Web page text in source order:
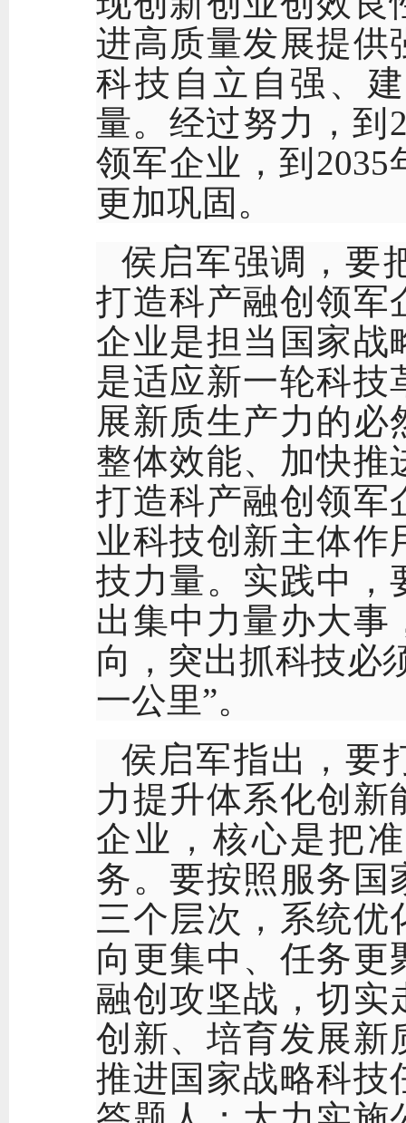
进高质量发展提供
科技自立自强、
量。经过努力，到
领军企业，到
更加巩固。
侯启军强调，要
打造科产融创领军
企业是担当国家战
是适应新一轮科技
展新质生产力的必
整体效能、加快推
打造科产融创领军
业科技创新主体作
技力量。实践中，
出集中力量办大事
向，突出抓科技必
一公里”。
侯启军指出，要
力提升体系化创新
企业，核心是把
务。要按照服务国
三个层次，系统优
向更集中、任务更
融创攻坚战，切实
创新、培育发展新
推进国家战略科技